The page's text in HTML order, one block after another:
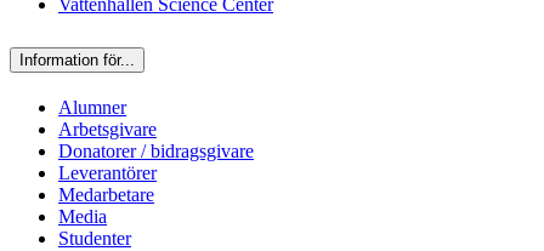
Vattenhallen Science Center
Information för...
Alumner
Arbetsgivare
Donatorer / bidragsgivare
Leverantörer
Medarbetare
Media
Studenter